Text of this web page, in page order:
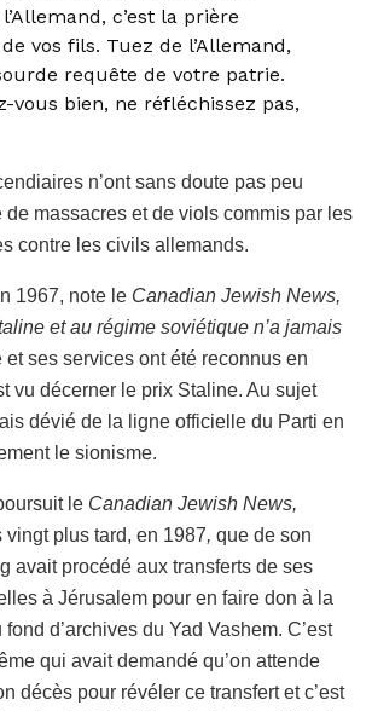
c’est la prière
vos fils. Tuez de l’Allemand,
requête de votre patrie.
vous bien, ne réfléchissez pas,
n’ont sans doute pas peu
de massacres et de viols commis par les
contre les civils allemands.
1967, note le Canadian Jewish News,
et au régime soviétique n’a jamais
et ses services ont été reconnus en
vu décerner le prix Staline. Au sujet
dévié de la ligne officielle du Parti en
le sionisme.
le Canadian Jewish News,
vingt plus tard, en 1987, que de son
avait procédé aux transferts de ses
à Jérusalem pour en faire don à la
d’archives du Yad Vashem. C’est
qui avait demandé qu’on attende
décès pour révéler ce transfert et c’est